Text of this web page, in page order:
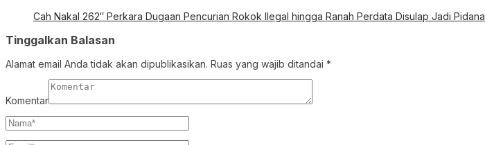
Cah Nakal 262″ Perkara Dugaan Pencurian Rokok Ilegal hingga Ranah Perdata Disulap Jadi Pidana
Tinggalkan Balasan
Alamat email Anda tidak akan dipublikasikan. Ruas yang wajib ditandai *
Komentar